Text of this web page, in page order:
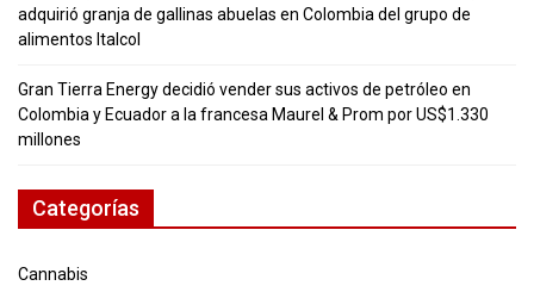
adquirió granja de gallinas abuelas en Colombia del grupo de
alimentos Italcol
Gran Tierra Energy decidió vender sus activos de petróleo en
Colombia y Ecuador a la francesa Maurel & Prom por US$1.330
millones
Categorías
Cannabis